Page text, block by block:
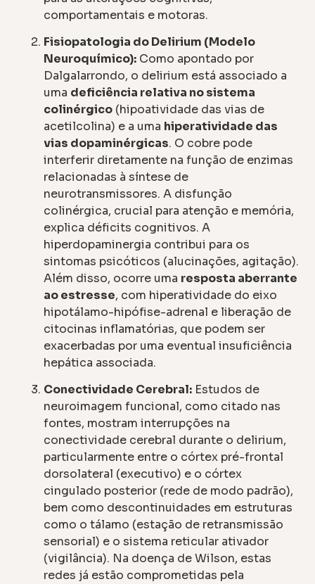
comportamentais e motoras.
Fisiopatologia do Delirium (Modelo
Neuroquímico): Como apontado por
Dalgalarrondo, o delirium está associado a
uma deficiência relativa no sistema
colinérgico (hipoatividade das vias de
acetilcolina) e a uma hiperatividade das
vias dopaminérgicas. O cobre pode
interferir diretamente na função de enzimas
relacionadas à síntese de
neurotransmissores. A disfunção
colinérgica, crucial para atenção e memória,
explica déficits cognitivos. A
hiperdopaminergia contribui para os
sintomas psicóticos (alucinações, agitação).
Além disso, ocorre uma resposta aberrante
ao estresse, com hiperatividade do eixo
hipotálamo-hipófise-adrenal e liberação de
citocinas inflamatórias, que podem ser
exacerbadas por uma eventual insuficiência
hepática associada.
Conectividade Cerebral: Estudos de
neuroimagem funcional, como citado nas
fontes, mostram interrupções na
conectividade cerebral durante o delirium,
particularmente entre o córtex pré-frontal
dorsolateral (executivo) e o córtex
cingulado posterior (rede de modo padrão),
bem como descontinuidades em estruturas
como o tálamo (estação de retransmissão
sensorial) e o sistema reticular ativador
(vigilância). Na doença de Wilson, estas
redes já estão comprometidas pela